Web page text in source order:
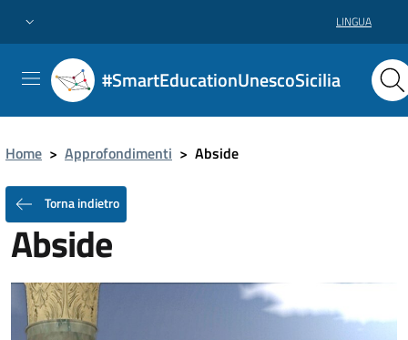
LINGUA
#SmartEducationUnescoSicilia
Home > Approfondimenti > Abside
Torna indietro
Abside